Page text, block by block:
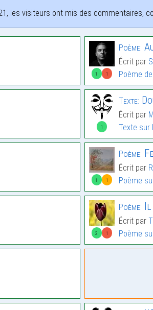
les visiteurs ont mis des commentaires,
1 1
Poème:
Écrit par
Poème
1
Texte:
Écrit par
Texte sur
1 1
Poème:
Écrit par
Poème
2 1
Poème: Il
Écrit par
Poème